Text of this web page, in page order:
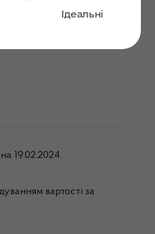
19.02.2024.
вартості за